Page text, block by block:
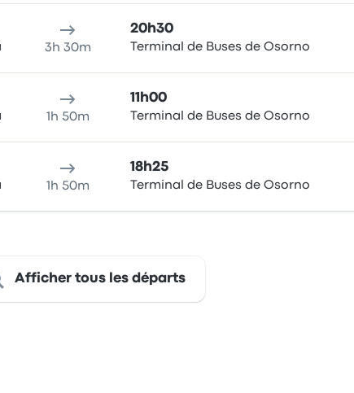
3h 30m
20h30
Terminal de Buses de Osorno
1h 50m
11h00
Terminal de Buses de Osorno
1h 50m
18h25
Terminal de Buses de Osorno
Afficher tous les départs